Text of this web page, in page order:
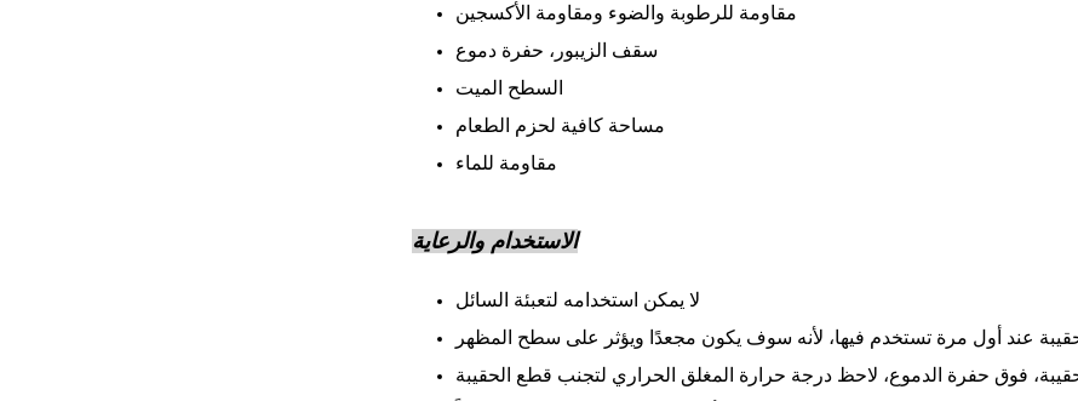
مقاومة للرطوبة والضوء ومقاومة الأكسجين
سقف الزيبور، حفرة دموع
السطح الميت
مساحة كافية لحزم الطعام
مقاومة للماء
الاستخدام والرعاية
لا يمكن استخدامه لتعبئة السائل